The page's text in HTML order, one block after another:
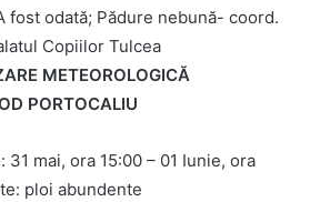
fost odată; Pădure nebună- coord.
Copiilor Tulcea
METEOROLOGICĂ
PORTOCALIU
mai, ora 15:00 – 01 Iunie, ora
ploi abundente